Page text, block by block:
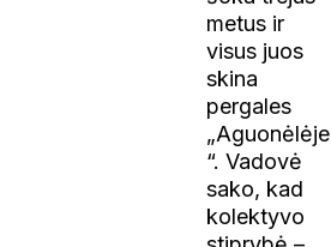
metus ir
visus juos
skina
pergales
„Aguonėlėje
“. Vadovė
sako, kad
kolektyvo